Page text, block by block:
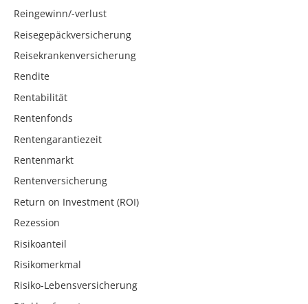
Reingewinn/-verlust
Reisegepäckversicherung
Reisekrankenversicherung
Rendite
Rentabilität
Rentenfonds
Rentengarantiezeit
Rentenmarkt
Rentenversicherung
Return on Investment (ROI)
Rezession
Risikoanteil
Risikomerkmal
Risiko-Lebensversicherung